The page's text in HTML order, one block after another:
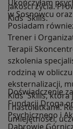
jakości życia.
Kids' Skills.
Ukończyłam
w Sosnowcu
Posiadam
Trener i
Terapii
szkolenia
rodziną w
eksternalizacji,
Kids' Skills, która
i nastolatkami.
umiejętności,
Doświadczenie
Fundacji Droga
Psychicznego i
Dąbrowie